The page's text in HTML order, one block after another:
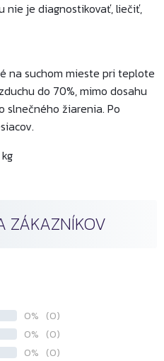
nie je diagnostikovať, liečiť,
na suchom mieste pri teplote
do 70%, mimo dosahu
žiarenia. Po
ZÁKAZNÍKOV
0% (0)
0% (0)
0% (0)